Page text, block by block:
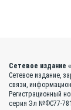
Сетевое издание
Сетевое издание,
связи,
Регистрационный
серия Эл №ФС77-